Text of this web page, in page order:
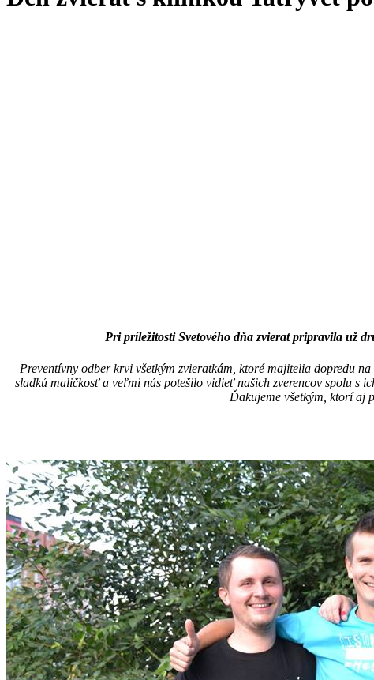
sladkú maličkosť a veľmi nás potešilo vidieť našich zverencov spolu
Ďakujeme všetkým, ktorí aj